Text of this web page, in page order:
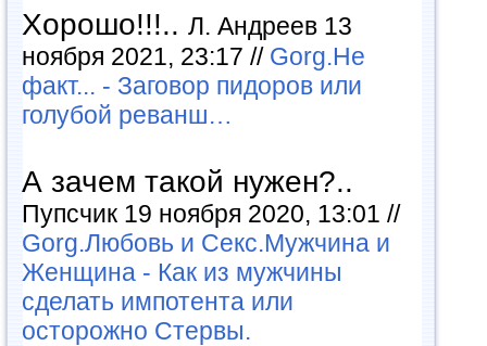
Хорошо!!!.. Л. Андреев 13
ноября 2021, 23:17 // Gorg.Не
факт... - Заговор пидоров или
голубой реванш…
А зачем такой нужен?..
Пупсчик 19 ноября 2020, 13:01 //
Gorg.Любовь и Секс.Мужчина и
Женщина - Как из мужчины
сделать импотента или
осторожно Стервы.